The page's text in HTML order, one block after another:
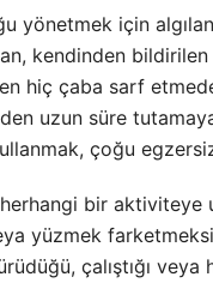
yönetmek için
kendinden
hiç çaba sarf
uzun süre
çoğu
herhangi bir
yüzmek
çalıştığı